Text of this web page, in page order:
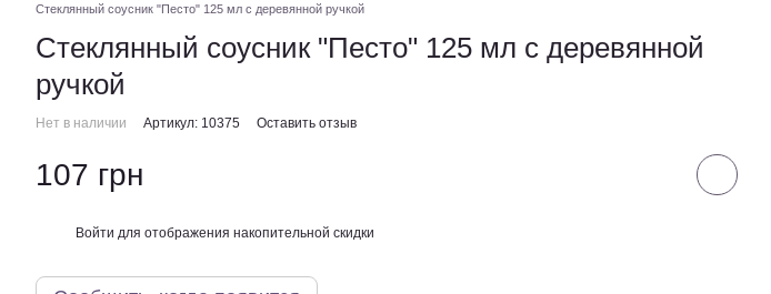
Стеклянный соусник "Песто" 125 мл с деревянной ручкой
Стеклянный соусник "Песто" 125 мл с деревянной
ручкой
Нет в наличии Артикул: 10375 Оставить отзыв
107 грн
Войти для отображения накопительной скидки